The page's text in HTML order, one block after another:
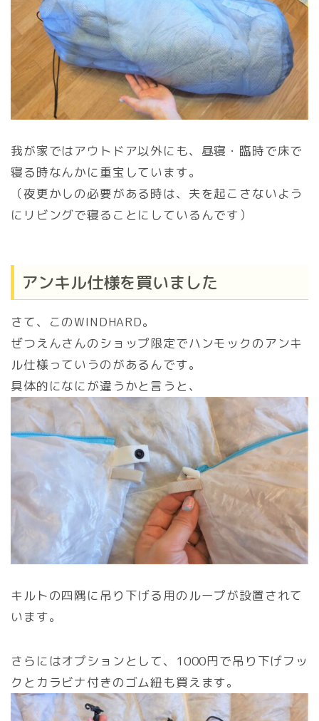
我が家ではアウトドア以外にも、昼寝・臨時で床で
寝る時なんかに重宝しています。
（夜更かしの必要がある時は、夫を起こさないよう
にリビングで寝ることにしているんです）
アンキル仕様を買いました
さて、このWINDHARD。
ぜつえんさんのショップ限定でハンモックのアンキ
ル仕様っていうのがあるんです。
具体的になにが違うかと言うと、
キルトの四隅に吊り下げる用のループが設置されて
います。
さらにはオプションとして、1000円で吊り下げフッ
クとカラビナ付きのゴム紐も買えます。